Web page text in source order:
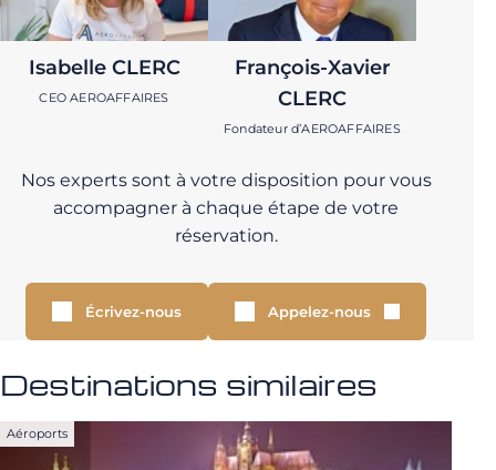
Isabelle CLERC
CEO AEROAFFAIRES
François-Xavier
CLERC
Fondateur d’AEROAFFAIRES
Nos experts sont à votre disposition pour vous
accompagner à chaque étape de votre
réservation.
Écrivez-nous Appelez-nous
Destinations similaires
Aéroports